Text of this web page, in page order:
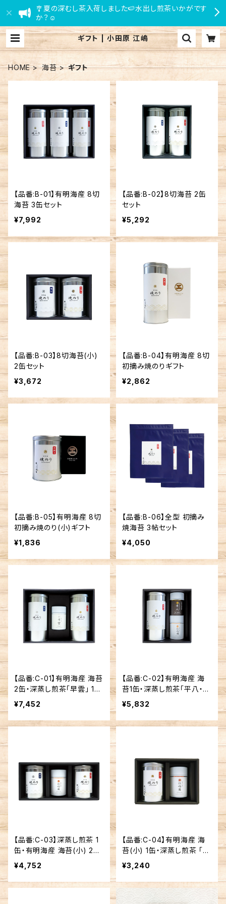
🎐夏の深むし茶入荷しました🍉水出し煎茶いかがです
か？☺
ギフト | 小田原 江嶋
HOME 海苔 ギフト
【品番:B-01】有明海産 8切
海苔 3缶セット
¥7,992
【品番:B-02】8切海苔 2缶
セット
¥5,292
【品番:B-03】8切海苔(小)
2缶セット
¥3,672
【品番:B-04】有明海産 8切
初摘み焼のりギフト
¥2,862
【品番:B-05】有明海産 8切
初摘み焼のり(小)ギフト
¥1,836
【品番:B-06】全型 初摘み
焼海苔 3帖セット
¥4,050
【品番:C-01】有明海産 海苔
2缶・深蒸し煎茶「早雲」 1缶
セット
¥7,452
【品番:C-02】有明海産 海
苔1缶・深蒸し煎茶「平八・江
嶋園」 2缶セット
¥5,832
【品番:C-03】深蒸し煎茶 1
缶・有明海産 海苔(小) 2缶
セット
¥4,752
【品番:C-04】有明海産 海
苔(小) 1缶・深蒸し煎茶 「江
嶋園」1缶セット
¥3,240